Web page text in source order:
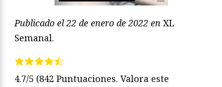
Publicado el 22 de enero de 2022 en XL
Semanal.
4.7/5 (842 Puntuaciones. Valora este